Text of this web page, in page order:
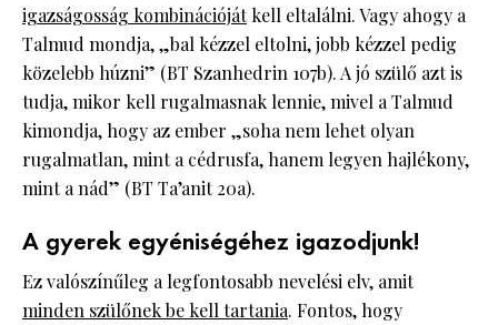
igazságosság kombinációjátkell eltalálni. Vagy ahogy a
Talmud mondja, „bal kézzel eltolni, jobb kézzel pedig
közelebb húzni” (BT Szanhedrin 107b). A jó szülő azt is
tudja, mikor kell rugalmasnak lennie, mivel a Talmud
kimondja, hogy az ember „soha nem lehet olyan
rugalmatlan, mint a cédrusfa, hanem legyen hajlékony,
mint a nád” (BT Ta’anit 20a).
A gyerek egyéniségéhez igazodjunk!
Ez valószínűleg a legfontosabb nevelési elv, amit
minden szülőnek be kell tartania. Fontos, hogy